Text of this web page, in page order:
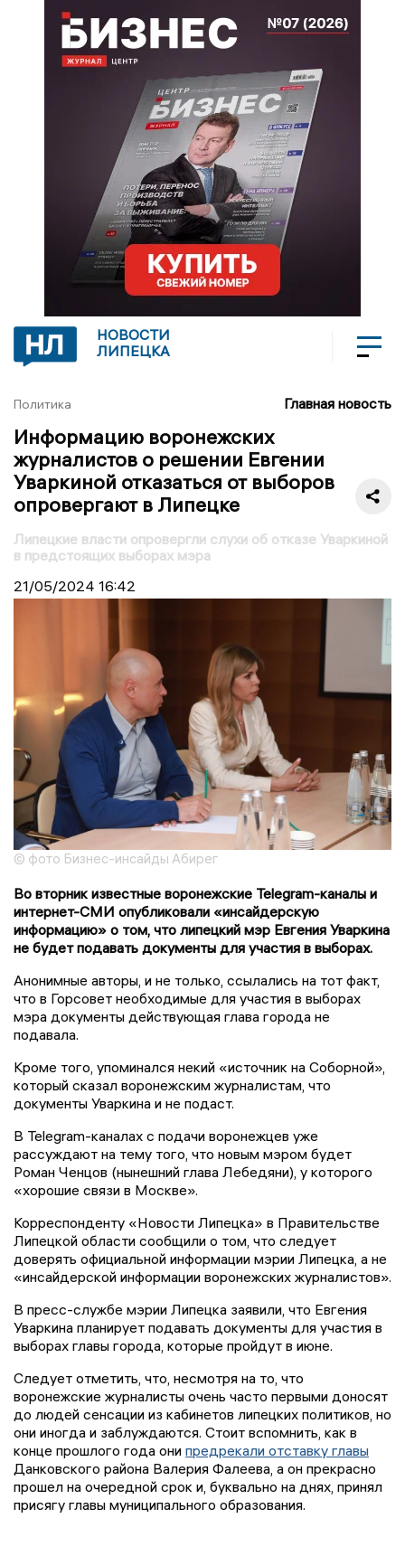
НОВОСТИ
ЛИПЕЦКА
Политика Главная новость
Информацию воронежских
журналистов о решении Евгении
Уваркиной отказаться от выборов
опровергают в Липецке
Липецкие власти опровергли слухи об отказе Уваркиной
в предстоящих выборах мэра
21/05/2024 16:42
© фото Бизнес-инсайды Абирег
Во вторник известные воронежские Telegram-каналы и
интернет-СМИ опубликовали «инсайдерскую
информацию» о том, что липецкий мэр Евгения Уваркина
не будет подавать документы для участия в выборах.
Анонимные авторы, и не только, ссылались на тот факт,
что в Горсовет необходимые для участия в выборах
мэра документы действующая глава города не
подавала.
Кроме того, упоминался некий «источник на Соборной»,
который сказал воронежским журналистам, что
документы Уваркина и не подаст.
В Telegram-каналах с подачи воронежцев уже
рассуждают на тему того, что новым мэром будет
Роман Ченцов (нынешний глава Лебедяни), у которого
«хорошие связи в Москве».
Корреспонденту «Новости Липецка» в Правительстве
Липецкой области сообщили о том, что следует
доверять официальной информации мэрии Липецка, а не
«инсайдерской информации воронежских журналистов».
В пресс-службе мэрии Липецка заявили, что Евгения
Уваркина планирует подавать документы для участия в
выборах главы города, которые пройдут в июне.
Следует отметить, что, несмотря на то, что
воронежские журналисты очень часто первыми доносят
до людей сенсации из кабинетов липецких политиков, но
они иногда и заблуждаются. Стоит вспомнить, как в
конце прошлого года они предрекали отставку главы
Данковского района Валерия Фалеева, а он прекрасно
прошел на очередной срок и, буквально на днях, принял
присягу главы муниципального образования.